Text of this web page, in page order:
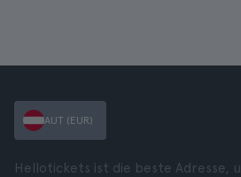
AUT (EUR)
Hellotickets ist die beste Adresse,